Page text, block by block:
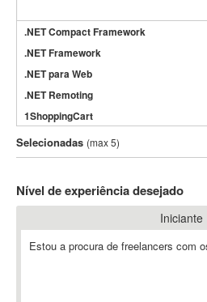
.NET Compact Framework
.NET Framework
.NET para Web
.NET Remoting
1ShoppingCart
3DS Max
3GSM
802.11
A-GPS
Selecionadas (max 5)
Nível de experiência desejado
Iniciante
Estou a procura de freelancers com